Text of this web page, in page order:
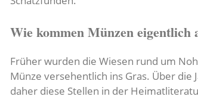
Wie kommen Münzen eigentlich
Früher wurden die Wiesen rund um
Münze versehentlich ins Gras. Über die
daher diese Stellen in der